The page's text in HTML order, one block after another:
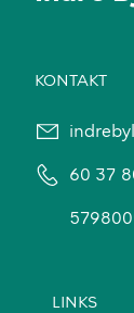
KONTAKT
60 37
LINKS